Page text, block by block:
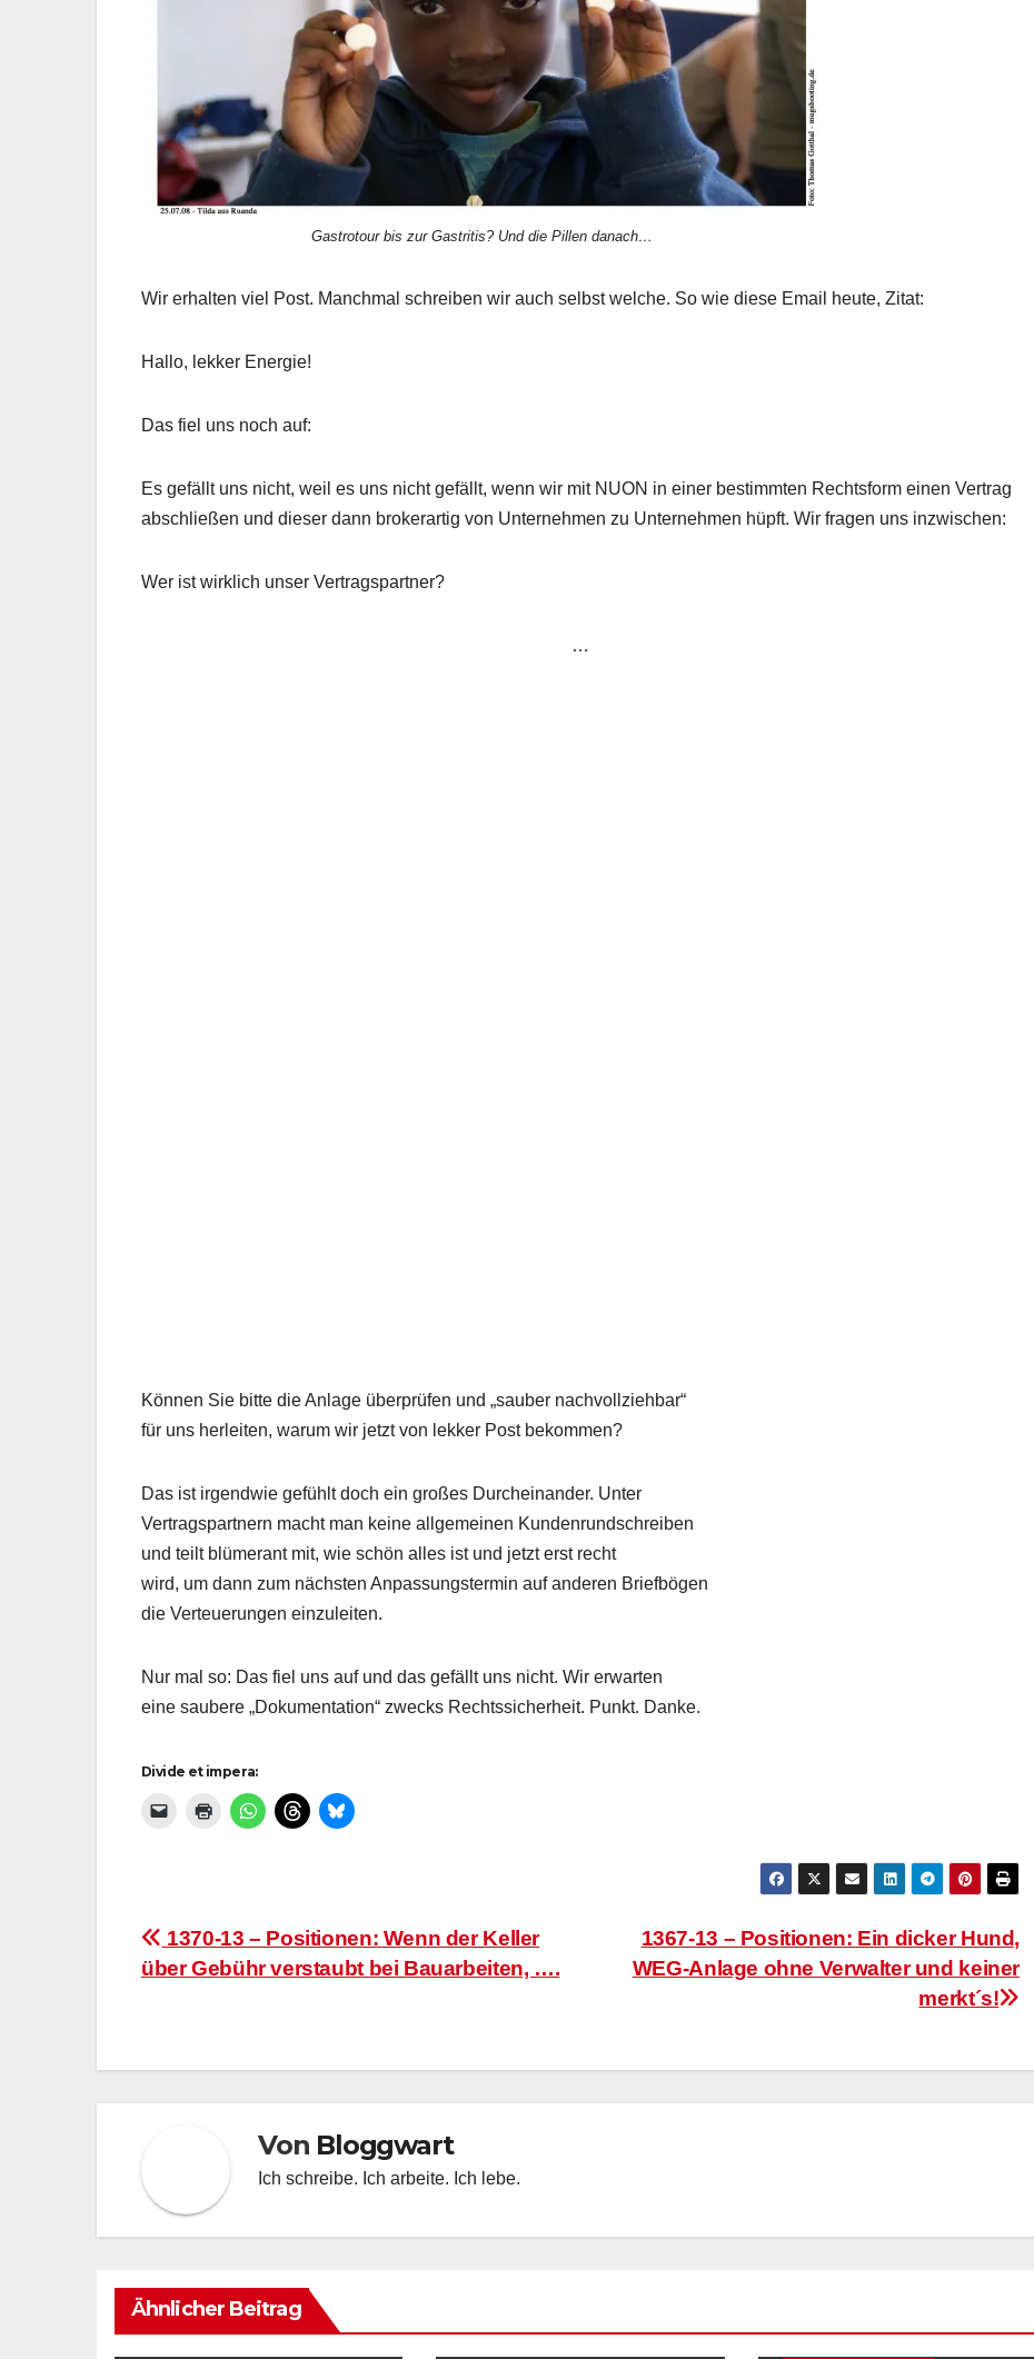
Gastrotour bis zur Gastritis? Und die Pillen danach…
Wir erhalten viel Post. Manchmal schreiben wir auch selbst welche. So wie diese Email heute, Zitat:
Hallo, lekker Energie!
Das fiel uns noch auf:
Es gefällt uns nicht, weil es uns nicht gefällt, wenn wir mit NUON in einer bestimmten Rechtsform einen Vertrag
abschließen und dieser dann brokerartig von Unternehmen zu Unternehmen hüpft. Wir fragen uns inzwischen:
Wer ist wirklich unser Vertragspartner?
…
Können Sie bitte die Anlage überprüfen und „sauber nachvollziehbar“
für uns herleiten, warum wir jetzt von lekker Post bekommen?
Das ist irgendwie gefühlt doch ein großes Durcheinander. Unter
Vertragspartnern macht man keine allgemeinen Kundenrundschreiben
und teilt blümerant mit, wie schön alles ist und jetzt erst recht
wird, um dann zum nächsten Anpassungstermin auf anderen Briefbögen
die Verteuerungen einzuleiten.
Nur mal so: Das fiel uns auf und das gefällt uns nicht. Wir erwarten
eine saubere „Dokumentation“ zwecks Rechtssicherheit. Punkt. Danke.
Divide et impera:
Beitragsnavigation
1367-13 – Positionen: Ein dicker Hund,
WEG-Anlage ohne Verwalter und keiner
merkt´s!
1370-13 – Positionen: Wenn der Keller
über Gebühr verstaubt bei Bauarbeiten, ….
Von Bloggwart
Ich schreibe. Ich arbeite. Ich lebe.
Ähnlicher Beitrag